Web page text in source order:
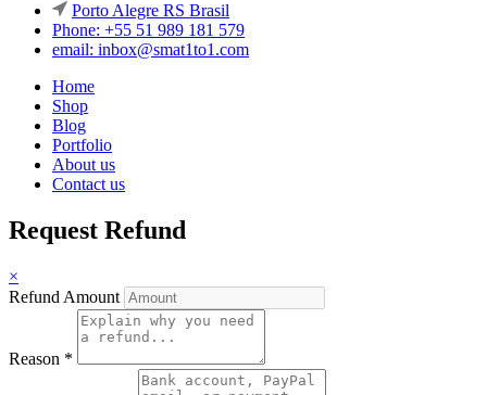
Porto Alegre RS Brasil
Phone: +55 51 989 181 579
email: inbox@smat1to1.com
Home
Shop
Blog
Portfolio
About us
Contact us
Request Refund
×
Refund Amount
Reason *